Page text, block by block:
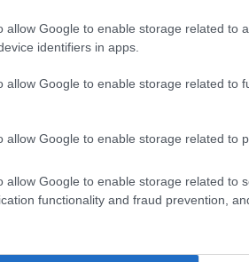
allow Google to enable storage related to
identifiers in apps.
allow Google to enable storage related to
allow Google to enable storage related to
allow Google to enable storage related to
functionality and fraud prevention,
con ingredienti freschi e di
ripieni di spinaci e ricotta, il
di mele. Ogni piatto racconta
Inoltre, le enoteche locali
accompagnare i pasti.
ricca di storia e cultura.
città, è un luogo imperdibile. I